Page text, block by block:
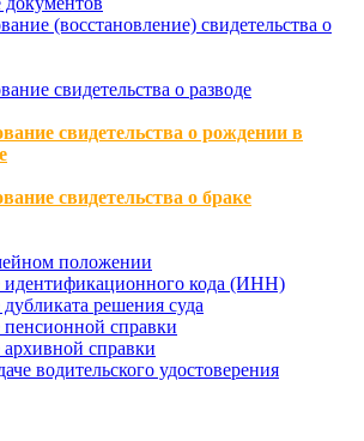
(восстановление) свидетельства о
свидетельства о разводе
свидетельства о рождении в
свидетельства о браке
положении
идентификационного кода (ИНН)
решения суда
пенсионной справки
справки
водительского удостоверения